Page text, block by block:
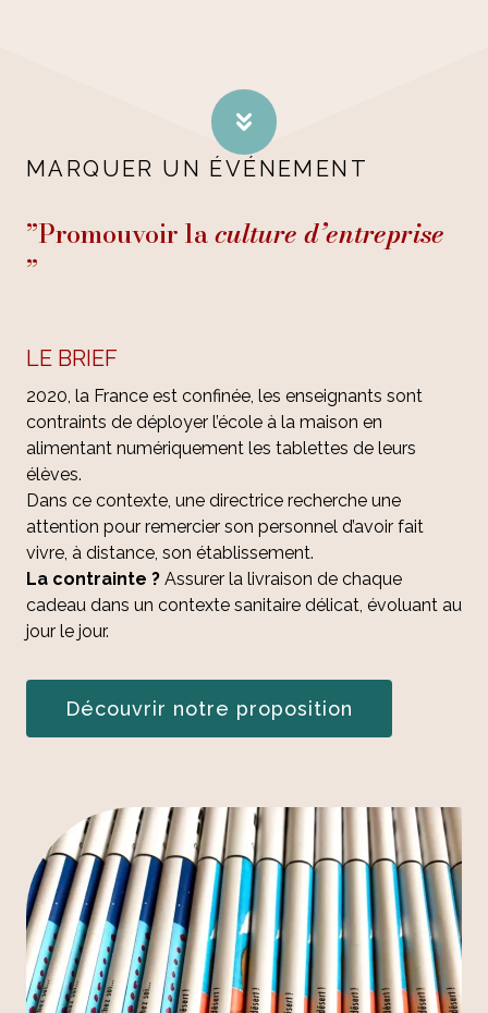
MARQUER UN ÉVÉNEMENT
”Promouvoir laculture d’entreprise
”
LE BRIEF
2020, la France est confinée, les enseignants sont
contraints de déployer l’école à la maison en
alimentant numériquement les tablettes de leurs
élèves.
Dans ce contexte, une directrice recherche une
attention pour remercier son personnel d’avoir fait
vivre, à distance, son établissement.
La contrainte ? Assurer la livraison de chaque
cadeau dans un contexte sanitaire délicat, évoluant au
jour le jour.
Découvrir notre proposition